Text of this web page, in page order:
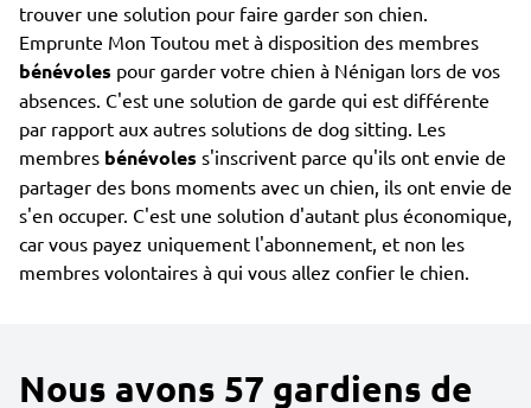
trouver une solution pour faire garder son chien.
Emprunte Mon Toutou met à disposition des membres
bénévoles pour garder votre chien à Nénigan lors de vos
absences. C'est une solution de garde qui est différente
par rapport aux autres solutions de dog sitting. Les
membres bénévoles s'inscrivent parce qu'ils ont envie de
partager des bons moments avec un chien, ils ont envie de
s'en occuper. C'est une solution d'autant plus économique,
car vous payez uniquement l'abonnement, et non les
membres volontaires à qui vous allez confier le chien.
Nous avons 57 gardiens de